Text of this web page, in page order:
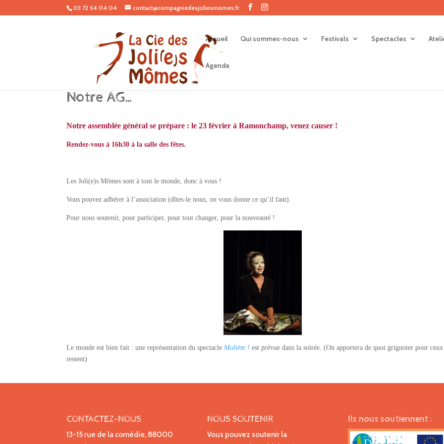
03 72 54 04 04 contact@compagniedesjoliesmomes.fr
Accueil Qui sommes-nous Festivals Spectacles
Agenda
Notre AG…
Notre assemblée général se prépare : le 23 février à Ramonchamp, venez causer !
Rendez-vous à 16h30 à la salle des fêtes.
Les Joli(e)s Mômes sont à tout le monde, donc à vous !
Vous pouvez adhérer à l’association (dîtes-le nous, on vous donne ce qu’il faut).
Pour nous soutenir, pour participer, pour tout changer, pour la nouveauté !
Le monde est bien fait : une représentation du spectacle Molière ! est prévue dans la soirée. (On apportera de quoi grignoter pour
restent)
CONTACTEZ-NOUS
13-15 rue de la comédie, 88000
NOUS SOUTENIR
Vous pouvez soutenir la
Ils nous soutiennent :